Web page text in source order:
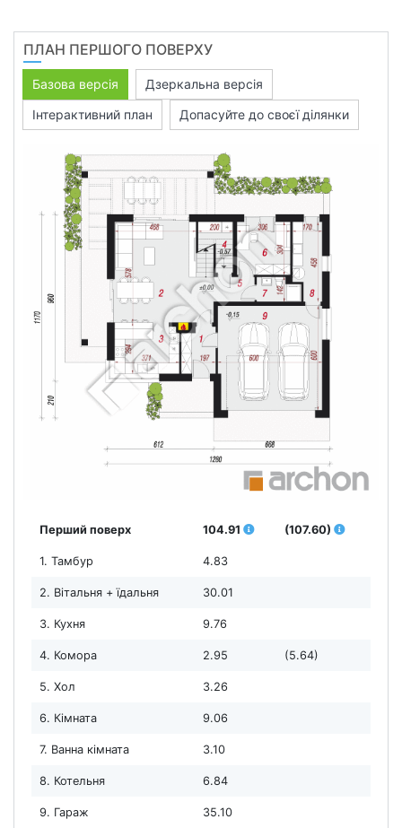
ПЛАН ПЕРШОГО ПОВЕРХУ
Базова версія
Дзеркальна версія
Інтерактивний план
Допасуйте до своєї ділянки
Перший поверх 104.91 (107.60)
1. Тамбур 4.83
2. Вітальня + їдальня 30.01
3. Кухня 9.76
4. Комора 2.95 (5.64)
5. Хол 3.26
6. Кімната 9.06
7. Ванна кімната 3.10
8. Котельня 6.84
9. Гараж 35.10